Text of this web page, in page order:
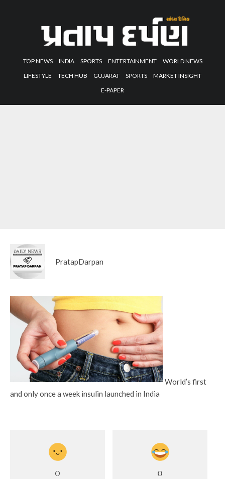
TOP NEWS INDIA SPORTS ENTERTAINMENT
WORLD NEWS
LIFESTYLE
TECH HUB GUJARAT SPORTS
MARKET INSIGHT
E-PAPER
PratapDarpan
World’s first
and only once a week insulin launched in India
0 0